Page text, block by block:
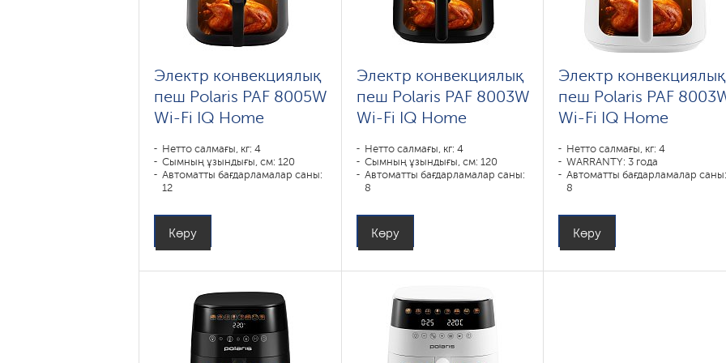
Электр конвекциялық
пеш Polaris PAF 8005W
Wi-Fi IQ Home
Нетто салмағы, кг: 4
Сымның ұзындығы, см: 120
Автоматты бағдарламалар саны:
12
Пластик
Күш, В: 1800
Ыдыстың көлемі, л: 7,50
Пісіру бағдарламалары: пирог,
Көру
Электр конвекциялық
пеш Polaris PAF 8003W
Wi-Fi IQ Home
Нетто салмағы, кг: 4
Сымның ұзындығы, см: 120
Автоматты бағдарламалар саны:
8
Пластик
Күш, В: 1800
Ыдыстың көлемі, л: 7,50
Пісіру бағдарламалары: пирог,
Көру
Электр конвекциялық
пеш Polaris PAF
Wi-Fi IQ Home
Нетто салмағы, кг: 4
WARRANTY: 3 года
Автоматты бағдарламалар саны:
8
Пластик
Күш, В: 1800
Ыдыстың көлемі, л: 7
Пісіру бағдарламалары: пирог,
Көру